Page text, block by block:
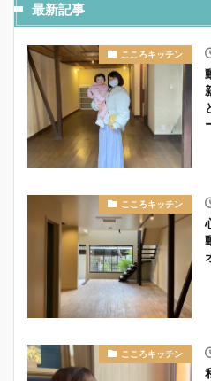
最新記事
こころキッチン
こころキッチン
こころキッチン